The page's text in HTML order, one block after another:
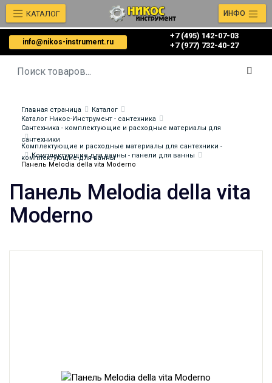
info@nikos-instrument.ru
+7 (495) 142-07-03
‎‎+7 (977) 732-40-27
КАТАЛОГ ИНФО
Главная страница
Каталог
Каталог Никос-Инструмент - сантехника
Сантехника - комплектующие и расходные материалы для
сантехники
Комплектующие и расходные материалы для сантехники -
комплектующие для ванны
Комплектующие для ванны - панели для ванны
Панель Melodia della vita Moderno
Панель Melodia della vita
Moderno